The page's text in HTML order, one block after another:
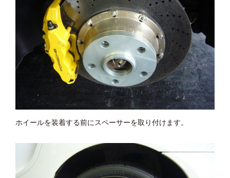
ホイールを装着する前にスペーサーを取り付けます。